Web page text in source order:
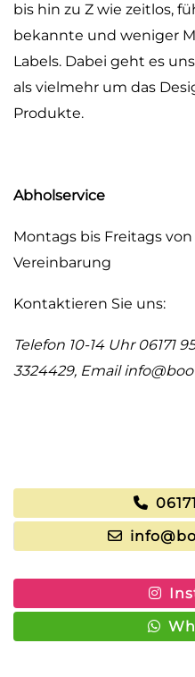
bis hin zu Z wie zeitlos,
bekannte und weniger
Labels. Dabei geht es
als vielmehr um das
Produkte.
Abholservice
Montags bis Freitags von
Vereinbarung
Kontaktieren Sie uns:
Telefon 10-14 Uhr 06171
3324429, Email